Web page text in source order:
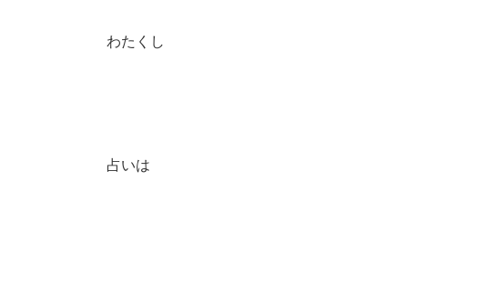
わたくし
占いは